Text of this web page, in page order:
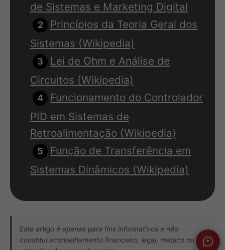
de Sistemas e Marketing Digital
Princípios da Teoria Geral dos
Sistemas (Wikipedia)
Lei de Ohm e Análise de
Circuitos (Wikipedia)
Funcionamento do Controlador
PID em Sistemas de
Retroalimentação (Wikipedia)
Função de Transferência em
Sistemas Dinâmicos (Wikipedia)
Este artigo é apenas para fins informativos e não
constitui aconselhamento financeiro, legal, médico ou